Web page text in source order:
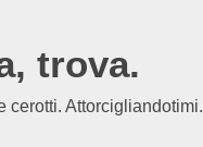
trova.
cerotti. Attorcigliandotimi.